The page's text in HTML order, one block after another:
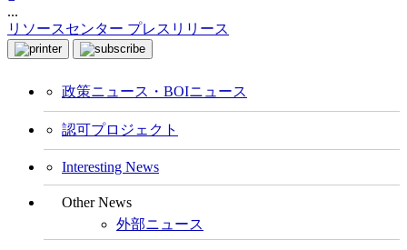
...
リソースセンター プレスリリース
政策ニュース・BOIニュース
認可プロジェクト
Interesting News
Other News
外部ニュース